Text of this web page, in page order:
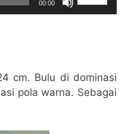
untuk
menaikkan
00:00
Anak
menaikkan
atau
menurunkan
cm. Bulu di dominasi
pola warna. Sebagai